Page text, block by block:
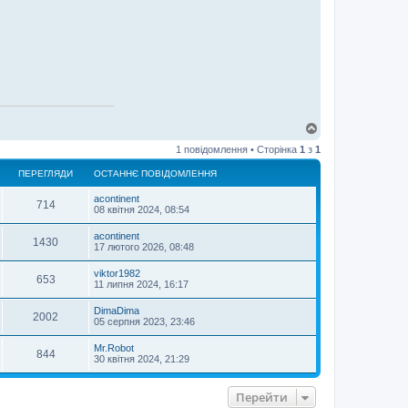
г
о
1 повідомлення • Сторінка 1 з 1
ПЕРЕГЛЯДИ ОСТАННЄ ПОВІДОМЛЕННЯ
714
acontinent
08 квітня 2024, 08:54
1430
acontinent
17 лютого 2026, 08:48
653
viktor1982
11 липня 2024, 16:17
2002
DimaDima
05 серпня 2023, 23:46
844
Mr.Robot
30 квітня 2024, 21:29
Перейти